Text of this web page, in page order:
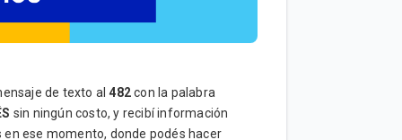
de texto al482con la palabra
sin ningún costo, y recibí información
ese momento, donde podés hacer